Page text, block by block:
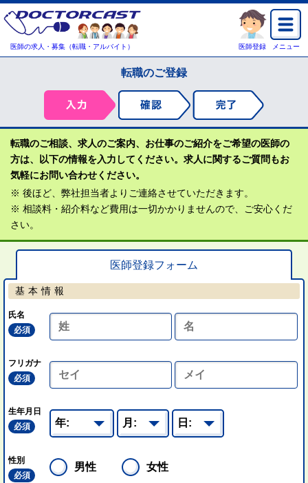
医師の求人・募集（転職・アルバイト） 医師登録 メニュー
転職のご登録
転職のご相談、求人のご案内、お仕事のご紹介をご希望の医師の
方は、以下の情報を入力してください。求人に関するご質問もお
気軽にお問い合わせください。
※ 後ほど、弊社担当者よりご連絡させていただきます。
※ 相談料・紹介料など費用は一切かかりませんので、ご安心くだ
さい。
医師登録フォーム
基本情報
氏名
必須
フリガナ
必須
生年月日
必須
性別
必須
男性 女性